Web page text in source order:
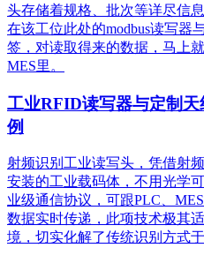
头存储着规格、批次等详尽信
在该工位此处的modbus读写器
签，对读取得来的数据，马上
MES里。
工业RFID读写器与定制
例
射频识别工业读写头，凭借射
安装的工业载码体，不用光学
业级通信协议，可跟PLC、
数据实时传递，此项技术极其
境，切实化解了传统识别方式